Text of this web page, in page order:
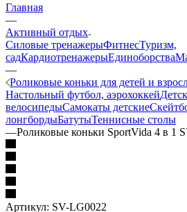
Главная
—
Активный отдых
Силовые тренажерыФитнесТуризм,
садКардиотренажерыЕдиноборства
—
Роликовые коньки для детей и
Настольный футбол, аэрохоккей
велосипедыСамокаты детские
лонгбордыБатутыТеннисные столы
—Роликовые коньки SportVida 4 в 1
Артикул: SV-LG0022